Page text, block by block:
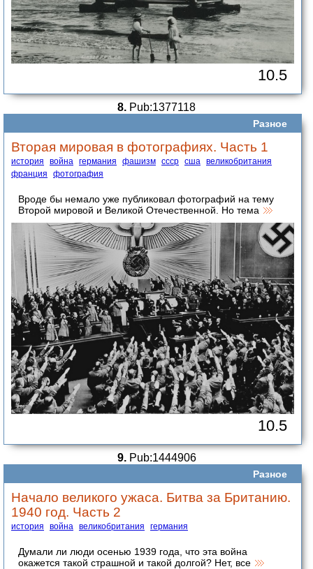
10.5
8. Pub:1377118
Разное
Вторая мировая в фотографиях. Часть 1
история война германия фашизм ссср сша великобритания
франция
фотография
Вроде бы немало уже публиковал фотографий на тему
Второй мировой и Великой Отечественной. Но тема
10.5
9.Pub:1444906
Разное
Начало великого ужаса. Битва за Британию.
1940 год. Часть 2
история война великобритания германия
Думали ли люди осенью 1939 года, что эта война
окажется такой страшной и такой долгой? Нет, все